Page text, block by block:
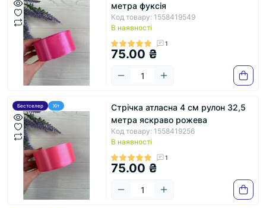
метра фуксія
Код товару: 1558419549
В наявності
1
75.00 ₴
Бестселер Хіт
Стрічка атласна 4 см рулон 32,5
метра яскраво рожева
Код товару: 1558419256
В наявності
1
75.00 ₴